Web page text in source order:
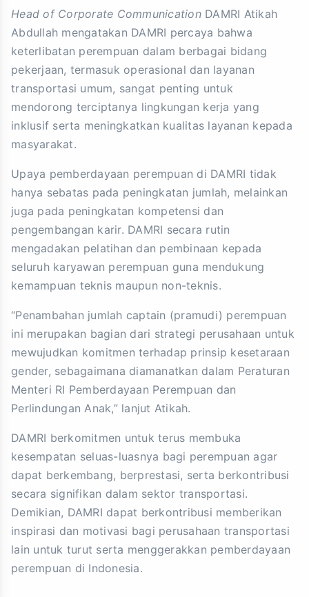
Head of Corporate Communication DAMRI Atikah
Abdullah mengatakan DAMRI percaya bahwa
keterlibatan perempuan dalam berbagai bidang
pekerjaan, termasuk operasional dan layanan
transportasi umum, sangat penting untuk
mendorong terciptanya lingkungan kerja yang
inklusif serta meningkatkan kualitas layanan kepada
masyarakat.
Upaya pemberdayaan perempuan di DAMRI tidak
hanya sebatas pada peningkatan jumlah, melainkan
juga pada peningkatan kompetensi dan
pengembangan karir. DAMRI secara rutin
mengadakan pelatihan dan pembinaan kepada
seluruh karyawan perempuan guna mendukung
kemampuan teknis maupun non-teknis.
“Penambahan jumlah captain (pramudi) perempuan
ini merupakan bagian dari strategi perusahaan untuk
mewujudkan komitmen terhadap prinsip kesetaraan
gender, sebagaimana diamanatkan dalam Peraturan
Menteri RI Pemberdayaan Perempuan dan
Perlindungan Anak,” lanjut Atikah.
DAMRI berkomitmen untuk terus membuka
kesempatan seluas-luasnya bagi perempuan agar
dapat berkembang, berprestasi, serta berkontribusi
secara signifikan dalam sektor transportasi.
Demikian, DAMRI dapat berkontribusi memberikan
inspirasi dan motivasi bagi perusahaan transportasi
lain untuk turut serta menggerakkan pemberdayaan
perempuan di Indonesia.